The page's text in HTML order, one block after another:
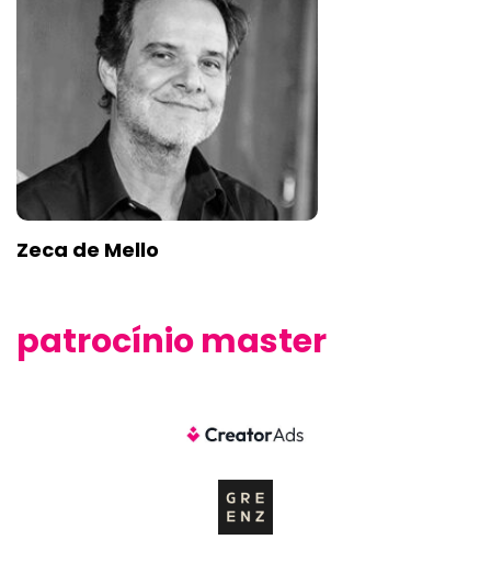
Zeca de Mello
patrocínio master